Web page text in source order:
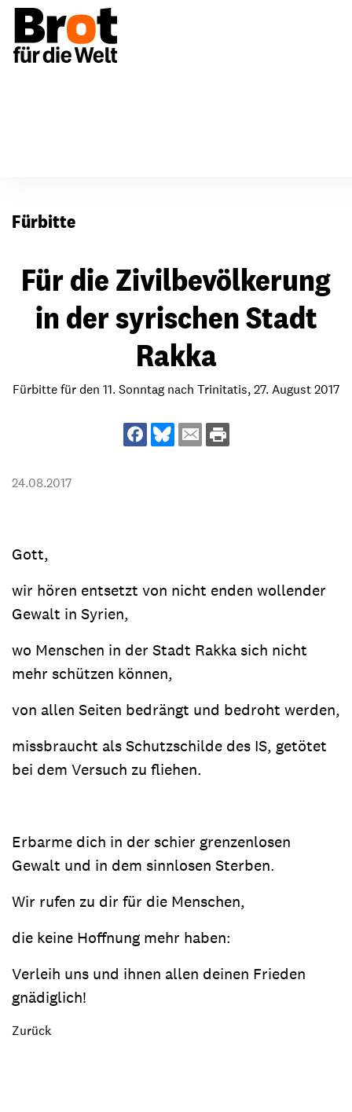
Fürbitte
Für die Zivilbevölkerung
in der syrischen Stadt
Rakka
Fürbitte für den 11. Sonntag nach Trinitatis, 27. August 2017
24.08.2017
Gott,
wir hören entsetzt von nicht enden wollender
Gewalt in Syrien,
wo Menschen in der Stadt Rakka sich nicht
mehr schützen können,
von allen Seiten bedrängt und bedroht werden,
missbraucht als Schutzschilde des IS, getötet
bei dem Versuch zu fliehen.
Erbarme dich in der schier grenzenlosen
Gewalt und in dem sinnlosen Sterben.
Wir rufen zu dir für die Menschen,
die keine Hoffnung mehr haben:
Verleih uns und ihnen allen deinen Frieden
gnädiglich!
Zurück